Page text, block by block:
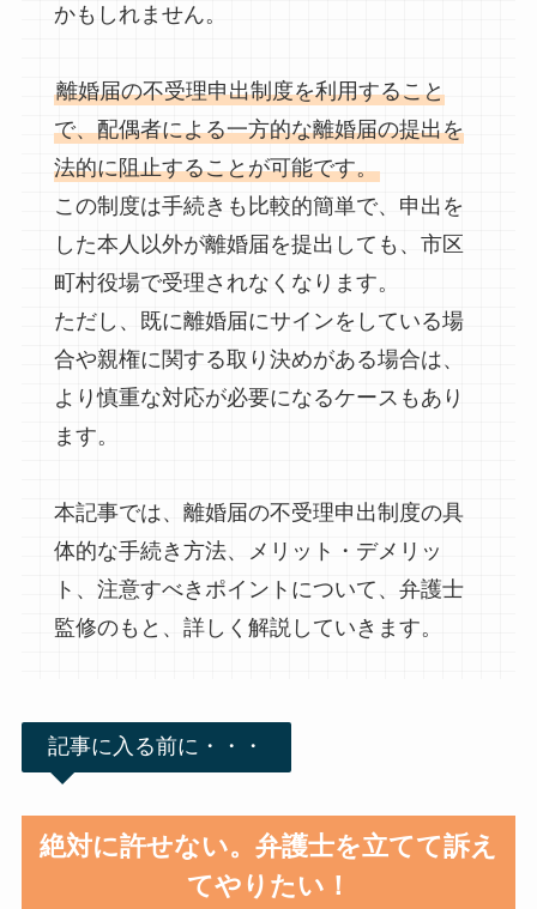
かもしれません。
離婚届の不受理申出制度を利用すること
で、配偶者による一方的な離婚届の提出を
法的に阻止することが可能です。
この制度は手続きも比較的簡単で、申出を
した本人以外が離婚届を提出しても、市区
町村役場で受理されなくなります。
ただし、既に離婚届にサインをしている場
合や親権に関する取り決めがある場合は、
より慎重な対応が必要になるケースもあり
ます。
本記事では、離婚届の不受理申出制度の具
体的な手続き方法、メリット・デメリッ
ト、注意すべきポイントについて、弁護士
監修のもと、詳しく解説していきます。
記事に入る前に・・・
絶対に許せない。弁護士を立てて訴え
てやりたい！